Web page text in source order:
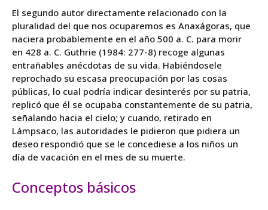
El segundo autor directamente relacionado con la
pluralidad del que nos ocuparemos es Anaxágoras, que
naciera probablemente en el año 500 a. C. para morir
en 428 a. C. Guthrie (1984: 277-8) recoge algunas
entrañables anécdotas de su vida. Habiéndosele
reprochado su escasa preocupación por las cosas
públicas, lo cual podría indicar desinterés por su patria,
replicó que él se ocupaba constantemente de su patria,
señalando hacia el cielo; y cuando, retirado en
Lámpsaco, las autoridades le pidieron que pidiera un
deseo respondió que se le concediese a los niños un
día de vacación en el mes de su muerte.
Conceptos básicos